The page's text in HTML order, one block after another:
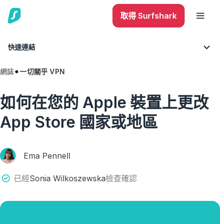
取得 Surfshark
快速連結
網誌 一切關乎 VPN
如何在您的 Apple 裝置上更改
App Store 國家或地區
Ema Pennell
已經Sonia Wilkoszewska檢查確認